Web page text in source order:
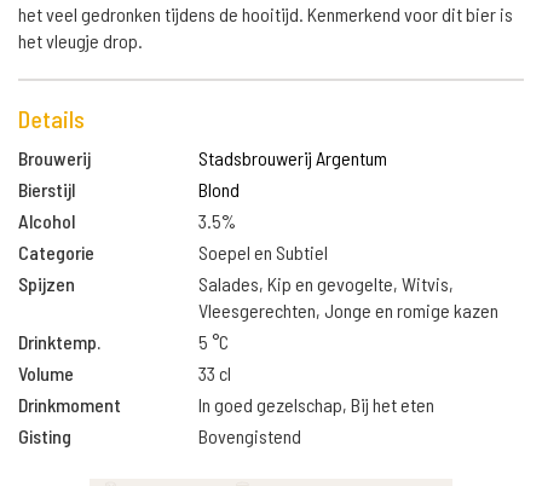
het veel gedronken tijdens de hooitijd. Kenmerkend voor dit bier is
het vleugje drop.
Details
Brouwerij
Stadsbrouwerij Argentum
Bierstijl
Blond
Alcohol
3.5%
Categorie
Soepel en Subtiel
Spijzen
Salades, Kip en gevogelte, Witvis,
Vleesgerechten, Jonge en romige kazen
Drinktemp.
5 °C
Volume
33 cl
Drinkmoment
In goed gezelschap, Bij het eten
Gisting
Bovengistend